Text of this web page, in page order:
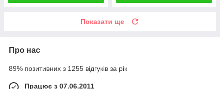
Показати ще
Про нас
89% позитивних з 1255 відгуків за рік
Працює з 07.06.2011